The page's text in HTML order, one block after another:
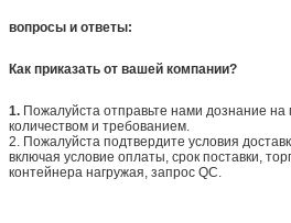
вопросы и ответы:
Как приказать от вашей компании?
1. Пожалуйста отправьте нами дознание на
количеством и требованием.
2. Пожалуйста подтвердите условия
включая условие оплаты, срок поставки,
контейнера нагружая, запрос QC.